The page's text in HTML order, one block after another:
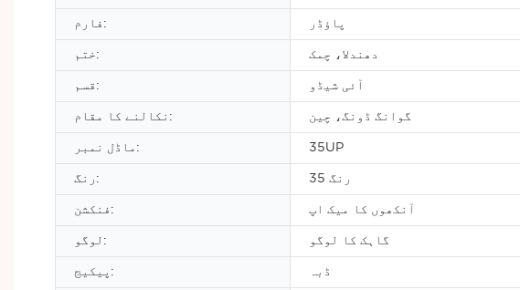
فارم: پاؤڈر
ختم: دھندلا، چمک
قسم: آئی شیڈو
نکالنے کا مقام: گوانگ ڈونگ، چین
ماڈل نمبر: 35UP
رنگ: 35 رنگ
فنکشن: آنکھوں کا میک اپ
لوگو: گاہک کا لوگو
پیکیج: ڈبہ